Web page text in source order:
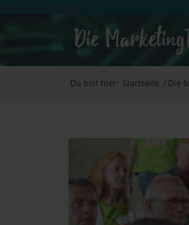
Du bist hier: Startseite / Die